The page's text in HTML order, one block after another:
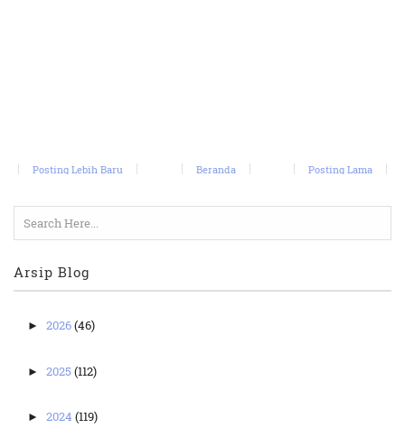
Posting Lebih Baru Posting Lama
Beranda
Arsip Blog
► 2026(46)
► 2025 (112)
► 2024 (119)